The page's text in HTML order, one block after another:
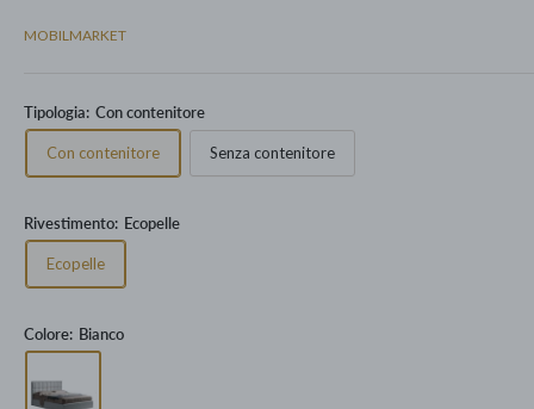
MOBILMARKET
Tipologia: Con contenitore
Con contenitore Senza contenitore
Rivestimento: Ecopelle
Ecopelle
Colore: Bianco